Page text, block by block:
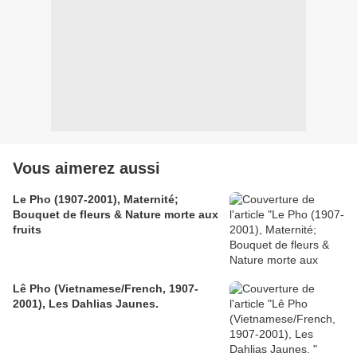
Vous aimerez aussi
Le Pho (1907-2001), Maternité;
Bouquet de fleurs & Nature morte aux
fruits
Lê Pho (Vietnamese/French, 1907-
2001), Les Dahlias Jaunes.